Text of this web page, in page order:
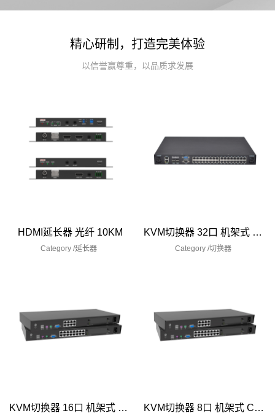
精心研制，打造完美体验
以信誉赢尊重，以品质求发展
HDMI延长器 光纤 10KM
Category /延长器
KVM切换器 32口 机架式 CAT5
Category /切换器
KVM切换器 16口 机架式 CAT5 KVM切换器 8口 机架式 CAT5 网